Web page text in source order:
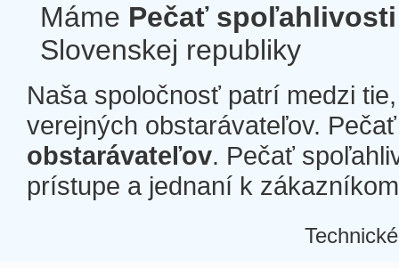
Máme Pečať spoľahlivosti
Slovenskej republiky
Naša spoločnosť patrí medzi
verejných obstarávateľov.
obstarávateľov. Pečať
prístupe a jednaní k